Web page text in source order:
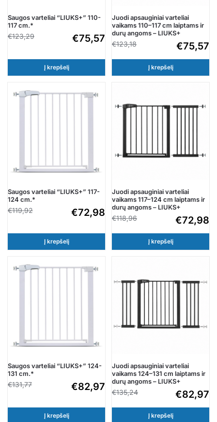
Saugos varteliai “LIUKS+” 110-
117 cm.*
€123,29 €75,57
Į krepšelį
Juodi apsauginiai varteliai
vaikams 110–117 cm laiptams ir
durų angoms – LIUKS+
€123,18 €75,57
Į krepšelį
Saugos varteliai “LIUKS+” 117-
124 cm.*
€119,92 €72,98
Į krepšelį
Juodi apsauginiai varteliai
vaikams 117–124 cm laiptams ir
durų angoms – LIUKS+
€118,96 €72,98
Į krepšelį
Saugos varteliai “LIUKS+” 124-
131 cm.*
€131,77 €82,97
Į krepšelį
Juodi apsauginiai varteliai
vaikams 124–131 cm laiptams ir
durų angoms – LIUKS+
€135,24 €82,97
Į krepšelį